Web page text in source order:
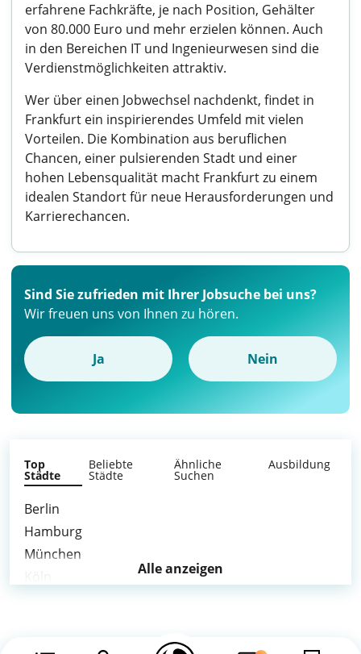
erfahrene Fachkräfte, je nach Position, Gehälter
von 80.000 Euro und mehr erzielen können. Auch
in den Bereichen IT und Ingenieurwesen sind die
Verdienstmöglichkeiten attraktiv.
Wer über einen Jobwechsel nachdenkt, findet in
Frankfurt ein inspirierendes Umfeld mit vielen
Vorteilen. Die Kombination aus beruflichen
Chancen, einer pulsierenden Stadt und einer
hohen Lebensqualität macht Frankfurt zu einem
idealen Standort für neue Herausforderungen und
Karrierechancen.
Sind Sie zufrieden mit Ihrer Jobsuche bei uns?
Wir freuen uns von Ihnen zu hören.
Ja Nein
Top
Städte
Beliebte
Städte
Ähnliche
Suchen
Ausbildung
Berlin
Hamburg
München
Alle anzeigen